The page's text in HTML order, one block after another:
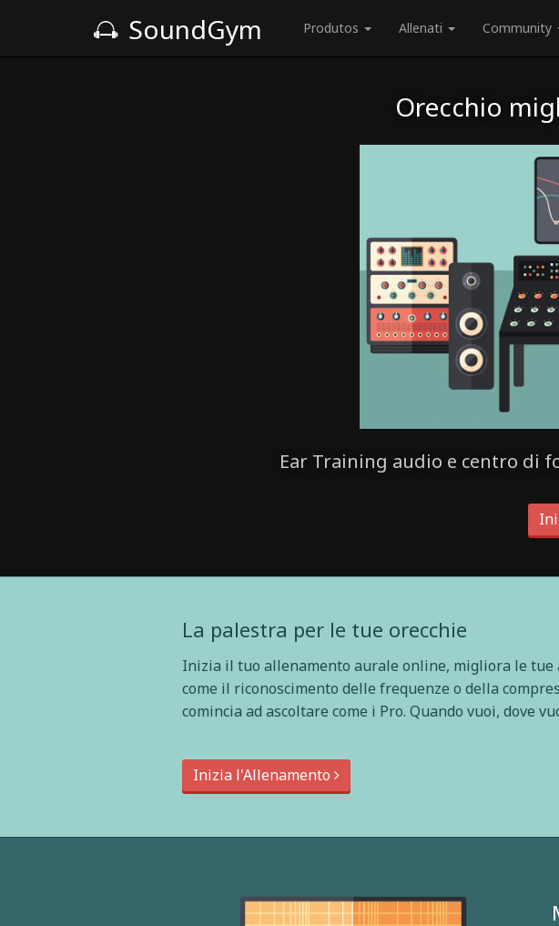
SoundGym Produtos Allenati Community
Orecchio
Ear Training audio e centro di
La palestra per le tue orecchie
Inizia il tuo allenamento aurale online, migliora le tue
come il riconoscimento delle frequenze o della
comincia ad ascoltare come i Pro. Quando vuoi, dove
Inizia l'Allenamento